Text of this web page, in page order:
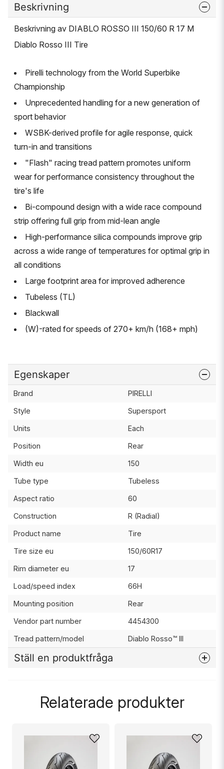
Beskrivning
Beskrivning av DIABLO ROSSO III 150/60 R 17 M
Diablo Rosso III Tire
Pirelli technology from the World Superbike
Championship
Unprecedented handling for a new generation of
sport behavior
WSBK-derived profile for agile response, quick
turn-in and transitions
"Flash" racing tread pattern promotes uniform
wear for performance consistency throughout the
tire's life
Bi-compound design with a wide race compound
strip offering full grip from mid-lean angle
High-performance silica compounds improve grip
across a wide range of temperatures for optimal grip in
all conditions
Large footprint area for improved adherence
Tubeless (TL)
Blackwall
(W)-rated for speeds of 270+ km/h (168+ mph)
Egenskaper
Brand PIRELLI
Style Supersport
Units Each
Position Rear
Width eu 150
Tube type Tubeless
Aspect ratio 60
Construction R (Radial)
Product name Tire
Tire size eu 150/60R17
Rim diameter eu 17
Load/speed index 66H
Mounting position Rear
Vendor part number 4454300
Tread pattern/model Diablo Rosso™ III
Ställ en produktfråga
name
Namn
Relaterade produkter